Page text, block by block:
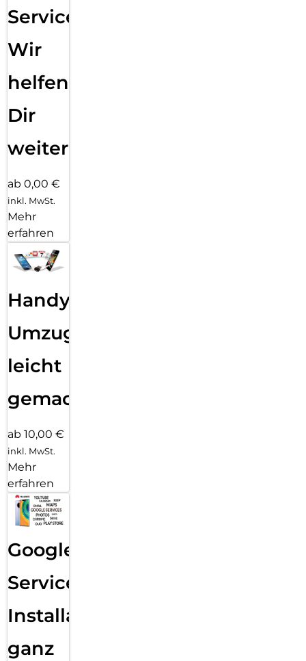
Service:
Wir
helfen
Dir
weiter
ab 0,00 €
inkl. MwSt.
Mehr
erfahren
Handy
Umzug
leicht
gemacht!
ab 10,00 €
inkl. MwSt.
Mehr
erfahren
Google
Services
Installation
ganz